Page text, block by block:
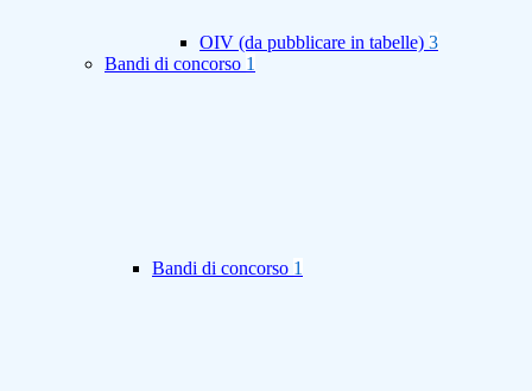
OIV (da pubblicare in tabelle) 3
Bandi di concorso 1
Bandi di concorso 1